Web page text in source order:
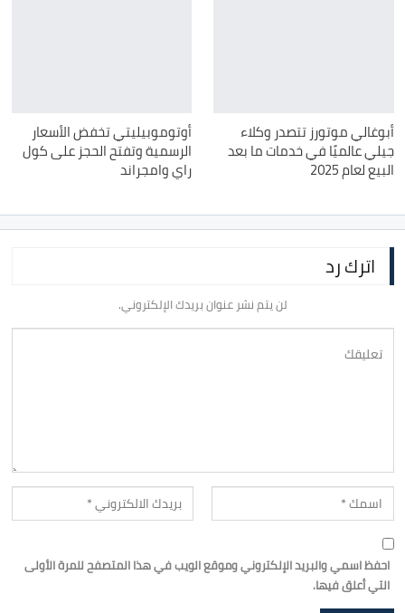
أبوغالي موتورز تتصدر وكلاء
جيلي عالميًا في خدمات ما بعد
البيع لعام 2025
أوتوموبيليتي تخفض الأسعار
الرسمية وتفتح الحجز على كول
راي وامجراند
اترك رد
لن يتم نشر عنوان بريدك الإلكتروني.
احفظ اسمي والبريد الإلكتروني وموقع الويب في هذا المتصفح للمرة الأولى
التي أعلق فيها.